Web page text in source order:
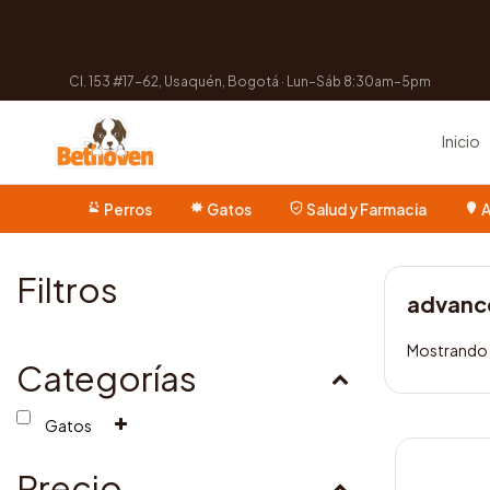
Cl. 153 #17-62, Usaquén, Bogotá · Lun–Sáb 8:30am–5pm
Inicio
Perros Gatos Salud y Farmacia
Filtros
Categorías
Gatos
Mostrando
Este